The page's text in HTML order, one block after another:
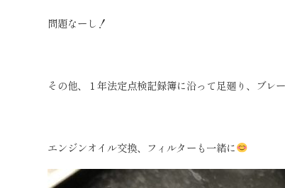
問題なーし！
その他、１年法定点検記録簿に沿って足廻り、ブレ
エンジンオイル交換、フィルターも一緒に